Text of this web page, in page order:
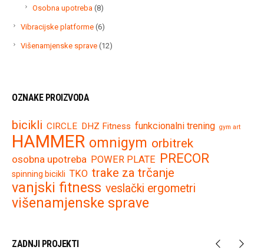
Osobna upotreba 88
Vibracijske platforme 66
Višenamjenske sprave 1212
OZNAKE PROIZVODA
bicikli CIRCLE DHZ Fitness funkcionalni trening gym art
HAMMER omnigym orbitrek
osobna upotreba POWER PLATE PRECOR
spinning bicikli TKO trake za trčanje
vanjski fitness veslački ergometri
višenamjenske sprave
ZADNJI PROJEKTI